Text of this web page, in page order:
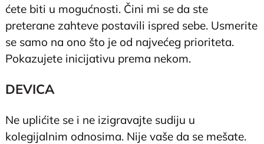
ćete biti u mogućnosti. Čini mi se da ste
preterane zahteve postavili ispred sebe. Usmerite
se samo na ono što je od najvećeg prioriteta.
Pokazujete inicijativu prema nekom.
DEVICA
Ne uplićite se i ne izigravajte sudiju u
kolegijalnim odnosima. Nije vaše da se mešate.